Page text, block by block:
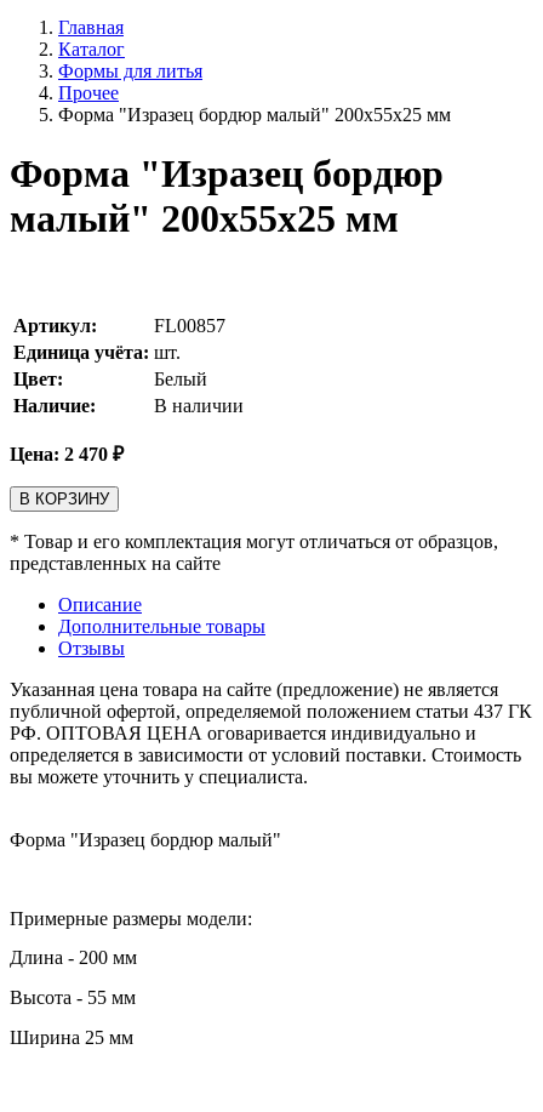
Главная
Каталог
Формы для литья
Прочее
Форма "Изразец бордюр малый" 200х55х25 мм
Форма "Изразец бордюр
малый" 200х55х25 мм
Артикул:
FL00857
Единица учёта: шт.
Цвет:
Белый
Наличие:
В наличии
Цена: 2 470 ₽
В КОРЗИНУ
* Товар и его комплектация могут отличаться от образцов,
представленных на сайте
Описание
Дополнительные товары
Отзывы
Указанная цена товара на сайте (предложение) не является
публичной офертой, определяемой положением статьи 437 ГК
РФ. ОПТОВАЯ ЦЕНА оговаривается индивидуально и
определяется в зависимости от условий поставки. Стоимость
вы можете уточнить у специалиста.
Форма "Изразец бордюр малый"
Примерные размеры модели:
Длина - 200 мм
Высота - 55 мм
Ширина 25 мм